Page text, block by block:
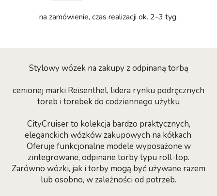
na zamówienie, czas realizacji ok. 2-3 tyg.
Stylowy wózek na zakupy z odpinaną torbą
cenionej marki Reisenthel, lidera rynku podręcznych
toreb i torebek do codziennego użytku
CityCruiser to kolekcja bardzo praktycznych,
eleganckich wózków zakupowych na kółkach.
Oferuje funkcjonalne modele wyposażone w
zintegrowane, odpinane torby typu roll-top.
Zarówno wózki, jak i torby mogą być używane razem
lub osobno, w zależności od potrzeb.